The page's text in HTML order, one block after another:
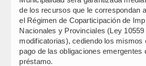
de los recursos que le correspondan
el Régimen de Coparticipación de
Nacionales y Provinciales (Ley 10559
modificatorias), cediendo los mismos
pago de las obligaciones emergentes
préstamo.